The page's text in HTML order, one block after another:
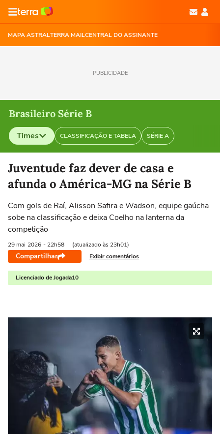
MAPA ASTRALTERRA MAILCENTRAL DO ASSINANTE
PUBLICIDADE
Brasileiro Série B
Times CLASSIFICAÇÃO E TABELA SÉRIE A
Selecione o time para ver as notícias
Juventude faz dever de casa e
afunda o América-MG na Série B
Com gols de Raí, Alisson Safira e Wadson, equipe gaúcha
sobe na classificação e deixa Coelho na lanterna da
competição
29 mai 2026 - 22h58 (atualizado às 23h01)
Compartilhar Exibir comentários
Licenciado de Jogada10